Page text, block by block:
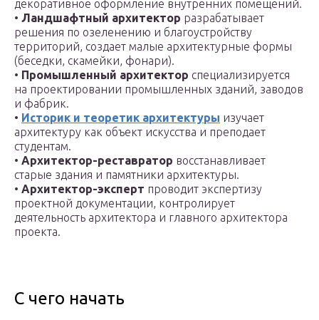
декоративное оформление внутренних помещений.
• Ландшафтный архитектор разрабатывает
решения по озеленению и благоустройству
территорий, создает малые архитектурные формы
(беседки, скамейки, фонари).
• Промышленный архитектор специализируется
на проектировании промышленных зданий, заводов
и фабрик.
• Историк и теоретик архитектуры изучает
архитектуру как объект искусства и преподает
студентам.
• Архитектор-реставратор восстанавливает
старые здания и памятники архитектуры.
• Архитектор-эксперт проводит экспертизу
проектной документации, контролирует
деятельность архитектора и главного архитектора
проекта.
С чего начать